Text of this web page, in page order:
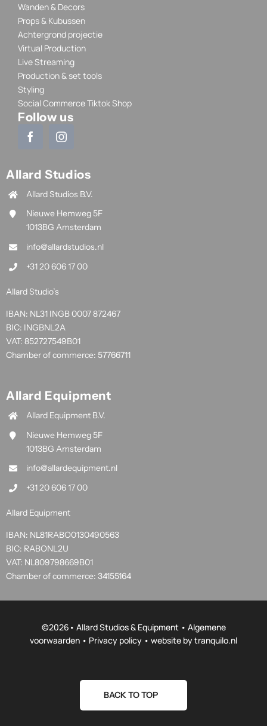
Wanden & Decors
Props & Kubussen
Achtergrond projectie
Virtual Production
Live Streaming
Production & set tools
Styling
Social Commerce Tiktok Shop
Follow us
Allard Studios
Allard Studios B.V.
Nieuwe Hemweg 5F
1013BG Amsterdam
info@allardstudios.nl
+31 20 606 17 00
Allard Studio’s
IBAN: NL31 INGB 0007 872467
BIC: INGBNL2A
VAT: 852727549B01
Chamber of commerce: 57766711
Allard Equipment
Allard Equipment B.V.
Nieuwe Hemweg 5F
1013BG Amsterdam
info@allardequipment.nl
+31 20 606 17 00
Allard Equipment
IBAN: NL81RABO0130490563
BIC: RABONL2U
VAT: NL809798669B01
Chamber of commerce: 34155164
©2026• Allard Studios & Equipment • Algemene
voorwaarden • Privacy policy • website bytranquilo.nl
BACK TO TOP